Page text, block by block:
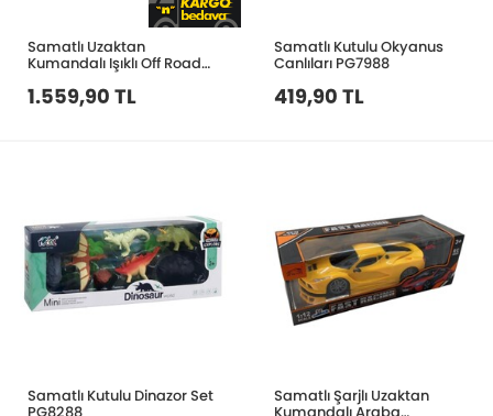
Samatlı Uzaktan
Kumandalı Işıklı Off Road
Jeep SH091-509B
1.559,90 TL
Samatlı Kutulu Okyanus
Canlıları PG7988
419,90 TL
Samatlı Kutulu Dinazor Set
PG8288
Samatlı Şarjlı Uzaktan
Kumandalı Araba